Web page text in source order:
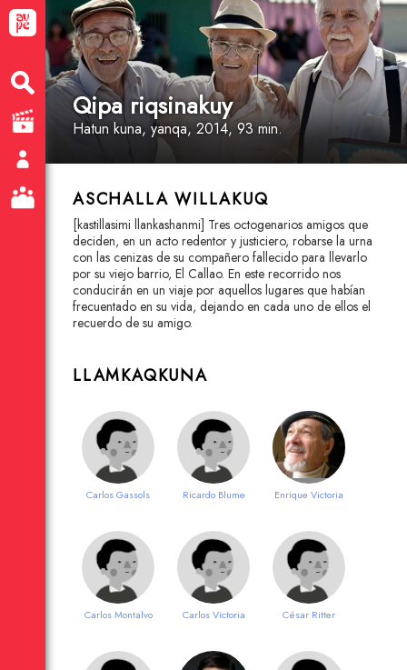
Qipa riqsinakuy
Hatun kuna, yanqa, 2014, 93 min.
ASCHALLA WILLAKUQ
[kastillasimi llankashanmi] Tres octogenarios amigos que
deciden, en un acto redentor y justiciero, robarse la urna
con las cenizas de su compañero fallecido para llevarlo
por su viejo barrio, El Callao. En este recorrido nos
conducirán en un viaje por aquellos lugares que habían
frecuentado en su vida, dejando en cada uno de ellos el
recuerdo de su amigo.
LLAMKAQKUNA
Carlos Gassols Ricardo Blume Enrique Victoria
Carlos Montalvo Carlos Victoria César Ritter